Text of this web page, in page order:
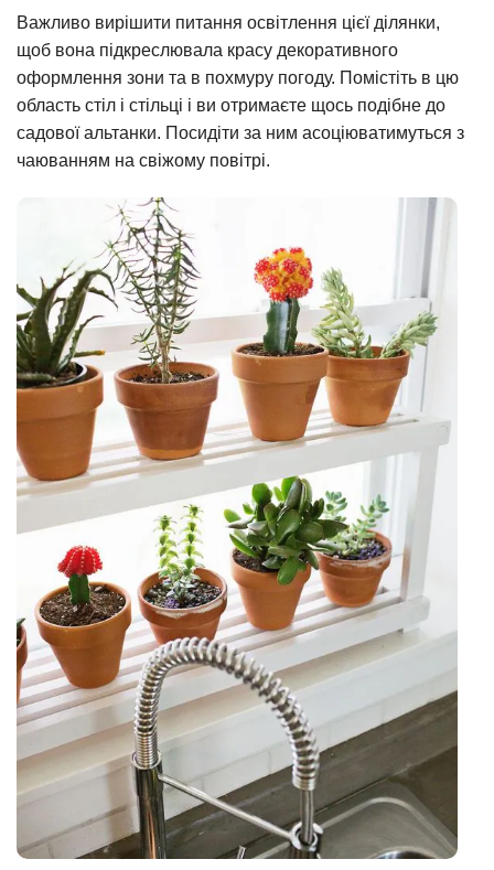
Важливо вирішити питання освітлення цієї ділянки,
щоб вона підкреслювала красу декоративного
оформлення зони та в похмуру погоду. Помістіть в цю
область стіл і стільці і ви отримаєте щось подібне до
садової альтанки. Посидіти за ним асоціюватимуться з
чаюванням на свіжому повітрі.